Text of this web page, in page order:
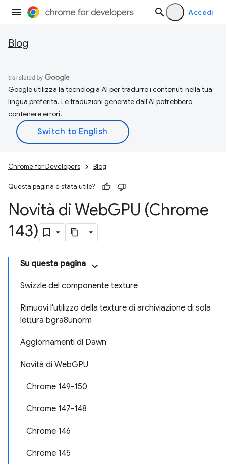
Accedi
Blog
Google utilizza la tecnologia AI per tradurre i contenuti nella tua
lingua preferita. Le traduzioni generate dall'AI potrebbero
contenere errori.
Chrome for Developers Blog
Questa pagina è stata utile?
Novità di WebGPU (Chrome
143)
Su questa pagina
Swizzle del componente texture
Rimuovi l'utilizzo della texture di archiviazione di sola
lettura bgra8unorm
Aggiornamenti di Dawn
Novità di WebGPU
Chrome 149-150
Chrome 147-148
Chrome 146
Chrome 145